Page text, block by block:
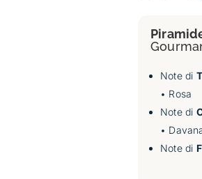
Note di
• Rosa
Note di
•
Note di